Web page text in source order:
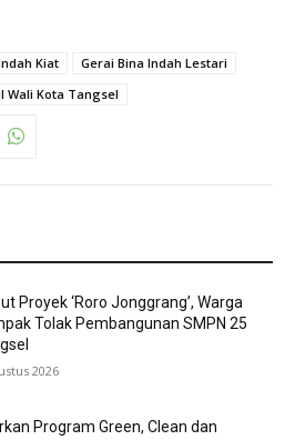
Kiat
Gerai Bina Indah Lestari
Wali Kota Tangsel
Proyek ‘Roro Jonggrang’, Warga
Tolak Pembangunan SMPN 25
2026
Program Green, Clean dan